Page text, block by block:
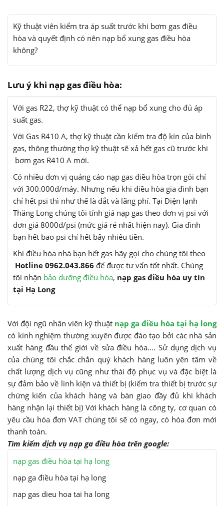
Kỹ thuật viên kiểm tra áp suất trước khi bơm gas điều
hòa và quyết định có nên nạp bổ xung gas điều hòa
không?
Lưu ý khi nạp gas điều hòa:
Với gas R22, thợ kỹ thuật có thể nạp bổ xung cho đủ áp
suất gas.
Với Gas R410 A, thợ kỹ thuật cần kiểm tra độ kín của bình
gas, thông thường thợ kỹ thuật sẽ xả hết gas cũ trước khi
bơm gas R410 A mới.
Có nhiều đơn vị quảng cáo nạp gas điều hòa trọn gói chỉ
với 300.000đ/máy. Nhưng nếu khi điều hòa gia đình bạn
chỉ hết psi thì như thế là đắt và lãng phí. Tại Điện lạnh
Thăng Long chúng tôi tính giá nạp gas theo đơn vị psi với
đơn giá 8000đ/psi (mức giá rẻ nhất hiện nay). Gia đình
bạn hết bao psi chỉ hết bấy nhiêu tiền.
Khi điều hòa nhà bạn hết gas hãy gọi cho chúng tôi theo
Hotline 0962.043.866 để được tư vấn tốt nhất. Chúng
tôi nhận bảo dưỡng điều hòa, nạp gas điều hòa uy tín
tại Hạ Long
Với đội ngũ nhân viên kỹ thuật nạp ga điều hòa tại hạ long
có kinh nghiệm thường xuyên được đào tạo bởi các nhà sản
xuất hàng đầu thế giới về sửa điều hòa…. Sử dụng dịch vụ
của chúng tôi chắc chắn quý khách hàng luôn yên tâm về
chất lượng dịch vụ cũng như thái độ phục vụ và đặc biệt là
sự đảm bảo về linh kiện và thiết bị (kiểm tra thiết bị trước sự
chứng kiến của khách hàng và bàn giao đầy đủ khi khách
hàng nhận lại thiết bị) Với khách hàng là công ty, cơ quan có
yêu cầu hóa đơn VAT chúng tôi sẽ có ngay, có hóa đơn mới
thanh toán.
Tìm kiếm dịch vụ nạp ga điều hòa trên google:
nạp gas điều hòa tại hạ long
nạp ga điều hòa tại hạ long
nap gas dieu hoa tai ha long